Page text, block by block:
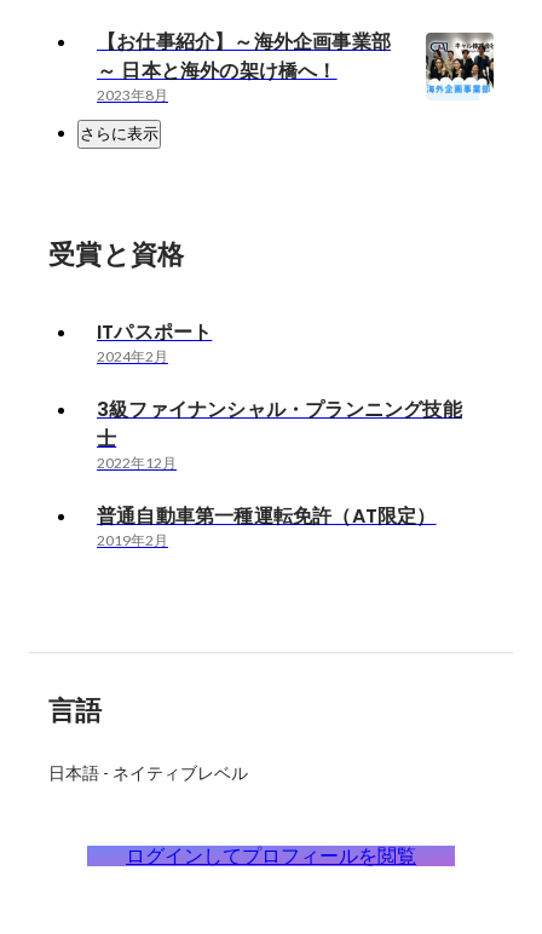
【お仕事紹介】～海外企画事業部
～ 日本と海外の架け橋へ！
2023年8月
さらに表示
受賞と資格
ITパスポート
2024年2月
3級ファイナンシャル・プランニング技能
士
2022年12月
普通自動車第一種運転免許（AT限定）
2019年2月
言語
日本語 - ネイティブレベル
ログインしてプロフィールを閲覧